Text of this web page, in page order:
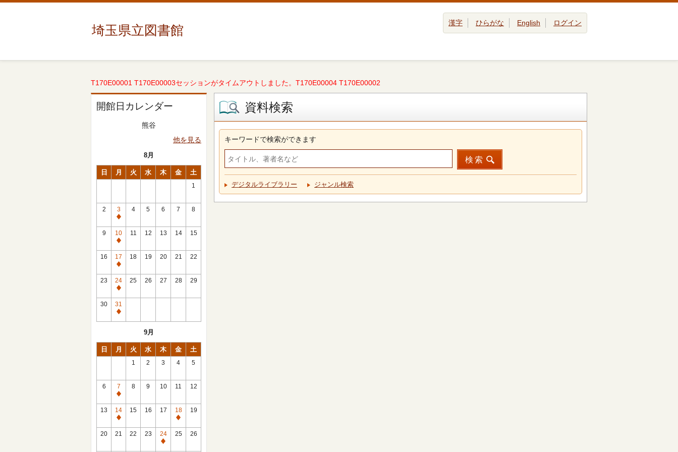
埼玉県立図書館 漢字 ひらがな English ログイン
T170E00001 T170E00003セッションがタイムアウトしました。T170E00004 T170E00002
開館日カレンダー
熊谷
他を見る
8月
日 月 火 水 木 金 土
1
2
3
休
館
日
4 5 6 7 8
9
10
休
館
日
11 12 13 14 15
16
17
休
館
日
18 19 20 21 22
23
24
休
館
日
25 26 27 28 29
30
31
休
9月
日 月 火 水 木 金 土
1 2 3 4 5
6
7
休
館
日
8 9 10 11 12
13
14
休
館
15 16 17
18
休
館
19
20 21 22 23
24
休
25 26
資料検索
キーワードで検索ができます
検索
デジタルライブラリー ジャンル検索